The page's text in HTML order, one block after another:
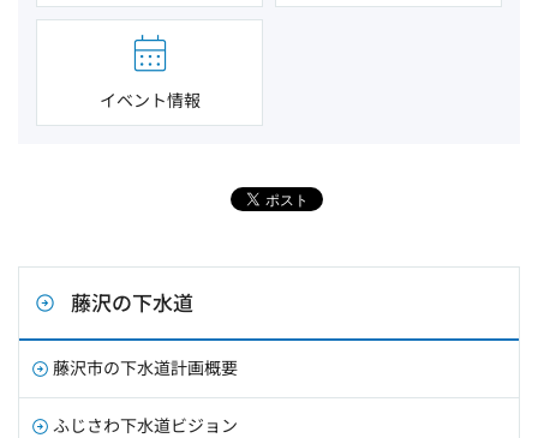
イベント情報
藤沢の下水道
藤沢市の下水道計画概要
ふじさわ下水道ビジョン